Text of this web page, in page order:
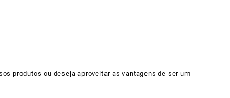
produtos ou deseja aproveitar as vantagens de ser um